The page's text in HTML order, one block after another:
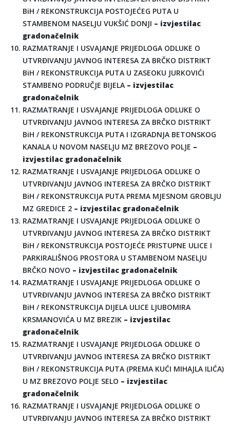
BiH / REKONSTRUKCIJA POSTOJEĆEG PUTA U
STAMBENOM NASELJU VUKŠIĆ DONJI – izvjestilac
gradonačelnik
RAZMATRANJE I USVAJANJE PRIJEDLOGA ODLUKE O
UTVRĐIVANJU JAVNOG INTERESA ZA BRČKO DISTRIKT
BiH / REKONSTRUKCIJA PUTA U ZASEOKU JURKOVIĆI
STAMBENO PODRUČJE BIJELA – izvjestilac
gradonačelnik
RAZMATRANJE I USVAJANJE PRIJEDLOGA ODLUKE O
UTVRĐIVANJU JAVNOG INTERESA ZA BRČKO DISTRIKT
BiH / REKONSTRUKCIJA PUTA I IZGRADNJA BETONSKOG
KANALA U NOVOM NASELJU MZ BREZOVO POLJE –
izvjestilac gradonačelnik
RAZMATRANJE I USVAJANJE PRIJEDLOGA ODLUKE O
UTVRĐIVANJU JAVNOG INTERESA ZA BRČKO DISTRIKT
BiH / REKONSTRUKCIJA PUTA PREMA MJESNOM GROBLJU
MZ GREDICE 2 – izvjestilac gradonačelnik
RAZMATRANJE I USVAJANJE PRIJEDLOGA ODLUKE O
UTVRĐIVANJU JAVNOG INTERESA ZA BRČKO DISTRIKT
BiH / REKONSTRUKCIJA POSTOJEĆE PRISTUPNE ULICE I
PARKIRALIŠNOG PROSTORA U STAMBENOM NASELJU
BRČKO NOVO – izvjestilac gradonačelnik
RAZMATRANJE I USVAJANJE PRIJEDLOGA ODLUKE O
UTVRĐIVANJU JAVNOG INTERESA ZA BRČKO DISTRIKT
BiH / REKONSTRUKCIJA DIJELA ULICE LJUBOMIRA
KRSMANOVIĆA U MZ BREZIK – izvjestilac
gradonačelnik
RAZMATRANJE I USVAJANJE PRIJEDLOGA ODLUKE O
UTVRĐIVANJU JAVNOG INTERESA ZA BRČKO DISTRIKT
BiH / REKONSTRUKCIJA PUTA (PREMA KUĆI MIHAJLA ILIĆA)
U MZ BREZOVO POLJE SELO – izvjestilac
gradonačelnik
RAZMATRANJE I USVAJANJE PRIJEDLOGA ODLUKE O
UTVRĐIVANJU JAVNOG INTERESA ZA BRČKO DISTRIKT